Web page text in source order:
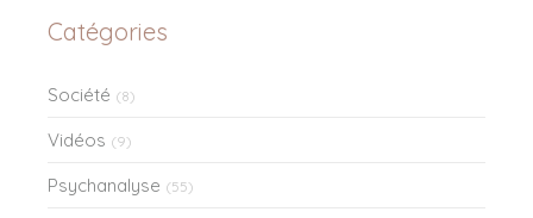
Catégories
Société (8)
Vidéos (9)
Psychanalyse (55)